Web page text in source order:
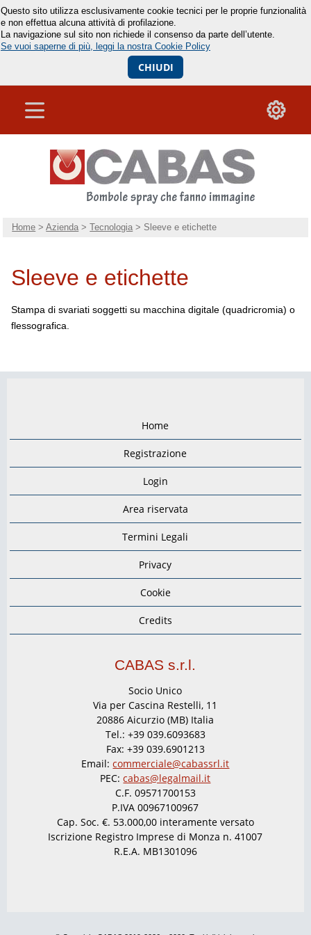
Questo sito utilizza esclusivamente cookie tecnici per le proprie funzionalità
e non effettua alcuna attività di profilazione.
La navigazione sul sito non richiede il consenso da parte dell’utente.
Se vuoi saperne di più, leggi la nostra Cookie Policy
CHIUDI
Home >Azienda >Tecnologia > Sleeve e etichette
Sleeve e etichette
Stampa di svariati soggetti su macchina digitale (quadricromia) o
flessografica.
Home
Registrazione
Login
Area riservata
Termini Legali
Privacy
Cookie
Credits
CABAS s.r.l.
Socio Unico
Via per Cascina Restelli, 11
20886 Aicurzio (MB) Italia
Tel.: +39 039.6093683
Fax: +39 039.6901213
Email:commerciale@cabassrl.it
PEC:cabas@legalmail.it
C.F. 09571700153
P.IVA 00967100967
Cap. Soc. €. 53.000,00 interamente versato
Iscrizione Registro Imprese di Monza n. 41007
R.E.A. MB1301096